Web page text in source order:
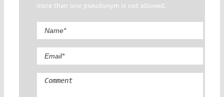
more than one pseudonym is not allowed.
Comment